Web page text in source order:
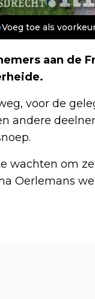
Voeg toe als
aan de
voor de
andere
wachten om
Oerlemans
MAAND EEN